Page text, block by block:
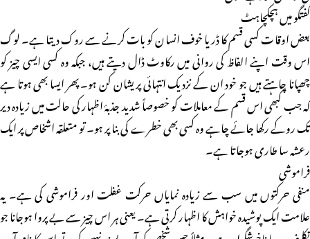
گفتگو میں ہچکچاہٹ
بعض اوقات کسی قسم کا ڈر یا خوف انسان کو بات کرنے سے روک دیتا ہے۔ لوگ
اس وقت اپنے الفاظ کی روانی میں رکاوٹ ڈال دیتے ہیں، جبکہ وہ کسی ایسی چیز کو
چھپانا چاہتے ہیں جو خود ان کے نزدیک انتہائی پریشان کن ہو۔ پھر ایسا بھی ہوتا ہے
کہ جب کبھی اس قسم کے معاملات کو خصوصاً شدید جذبۂ اظہار کی حالت میں زیادہ دیر
تک روکے رکھا جائے چاہے وہ کسی بھی خطرے کی بنا پر ہو۔ تو متعلقہ اشخاص پر ایک
رعشہ سا طاری ہوجاتا ہے۔
فراموشی
منفی حرکتوں میں سب سے زیادہ نمایاں حرکت غفلت اور فراموشی کی ہے۔ یہ
علامت ایک پوشیدہ خواہش کا اظہار کرتی ہے۔ یعنی ہر اس چیز سے بے پروا ہوجانا جو